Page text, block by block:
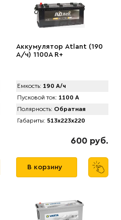
Аккумулятор Atlant (190
А/ч) 1100A R+
Емкость: 190 А/ч
Пусковой ток: 1100 А
Полярность: Обратная
Габариты: 513x223x220
600 руб.
В корзину